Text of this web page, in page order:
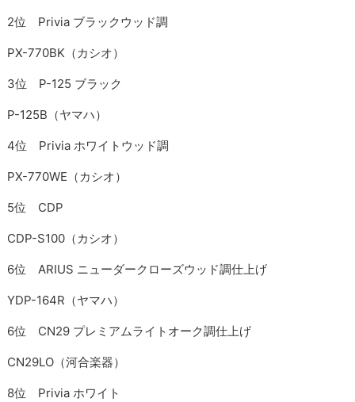
2位 Privia ブラックウッド調
PX-770BK（カシオ）
3位 P-125 ブラック
P-125B（ヤマハ）
4位 Privia ホワイトウッド調
PX-770WE（カシオ）
5位 CDP
CDP-S100（カシオ）
6位 ARIUS ニューダークローズウッド調仕上げ
YDP-164R（ヤマハ）
6位 CN29 プレミアムライトオーク調仕上げ
CN29LO（河合楽器）
8位 Privia ホワイト